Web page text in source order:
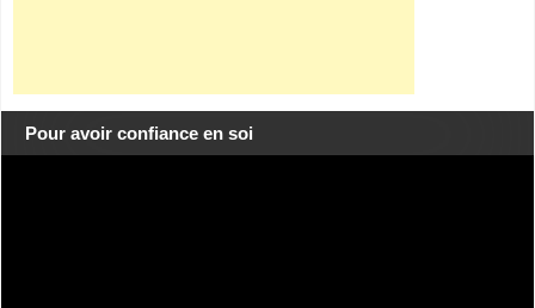
Pour avoir confiance en soi